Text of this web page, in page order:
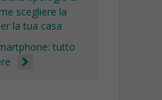
scegliere la
la tua casa
tutto